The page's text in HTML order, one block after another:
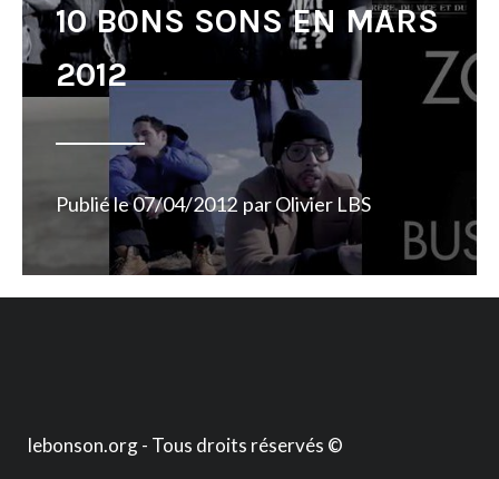
10 BONS SONS EN MARS
2012
Publié le07/04/2012 parOlivier LBS
lebonson.org - Tous droits réservés ©